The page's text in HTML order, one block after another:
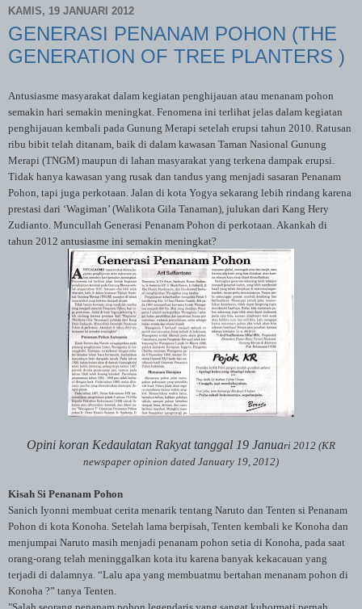
KAMIS, 19 JANUARI 2012
GENERASI PENANAM POHON (THE
GENERATION OF TREE PLANTERS )
Antusiasme masyarakat dalam kegiatan penghijauan atau menanam pohon
semakin hari semakin meningkat. Fenomena ini terlihat jelas dalam kegiatan
penghijauan kembali pada Gunung Merapi setelah erupsi tahun 2010. Ratusan
ribu bibit telah ditanam, baik di dalam kawasan Taman Nasional Gunung
Merapi (TNGM) maupun di lahan masyarakat yang terkena dampak erupsi.
Tidak hanya kawasan yang rusak dan tandus yang menjadi sasaran Penanam
Pohon, tapi juga perkotaan. Jalan di kota Yogya sekarang lebih rindang karena
prestasi dari ‘Wagiman’ (Walikota Gila Tanaman), julukan dari Kang Hery
Zudianto. Muncullah Generasi Penanam Pohon di perkotaan. Akankah di
tahun 2012 antusiasme ini semakin meningkat?
Opini koran Kedaulatan Rakyat tanggal 19 Januari 2012 (KR
newspaper opinion dated January 19, 2012)
Kisah Si Penanam Pohon
Sanich Iyonni membuat cerita menarik tentang Naruto dan Tenten si Penanam
Pohon di kota Konoha. Setelah lama berpisah, Tenten kembali ke Konoha dan
menjumpai Naruto masih menjadi penanam pohon setia di Konoha, pada saat
orang-orang telah meninggalkan kota itu karena banyak kekacauan yang
terjadi di dalamnya. “Lalu apa yang membuatmu bertahan menanam pohon di
Konoha ?” tanya Tenten.
"Salah seorang penanam pohon legendaris yang sangat kuhormati pernah